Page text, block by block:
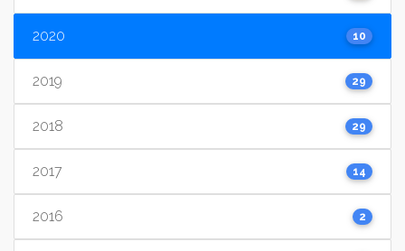
2020 10
2019 29
2018 29
2017 14
2016 2